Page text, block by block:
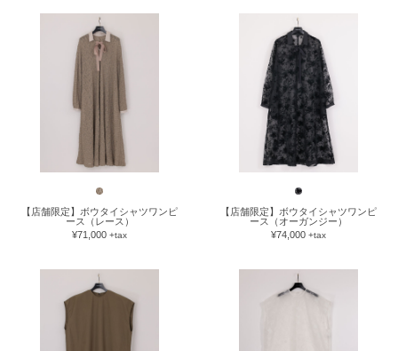
【店舗限定】ボウタイシャツワンピ
ース（レース）
¥71,000 +tax
【店舗限定】ボウタイシャツワンピ
ース（オーガンジー）
¥74,000 +tax